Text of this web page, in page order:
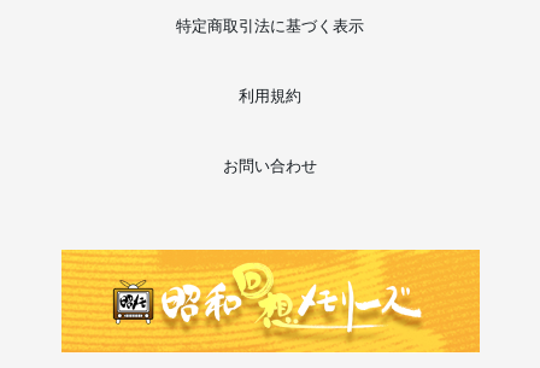
特定商取引法に基づく表示
利用規約
お問い合わせ